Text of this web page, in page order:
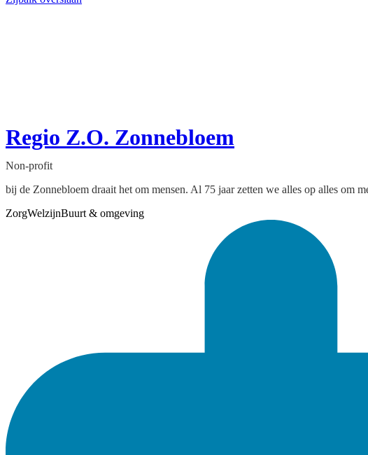
Regio Z.O. Zonnebloem
Non-profit
bij de Zonnebloem draait het om mensen. Al 75 jaar zetten we alles op alles om
ZorgWelzijnBuurt & omgeving